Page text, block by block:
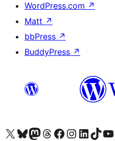
WordPress.com ↗
Matt ↗
bbPress ↗
BuddyPress ↗
Visita il nostro account X (ex Twitter)
Visita il nostro account Bluesky
Visita il nostro account Mastodon
Visita il nostro account Threads
Visita la nostra pagina Facebook
Visita il nostro account
Visita il nostro account
Visita il nostroVisita